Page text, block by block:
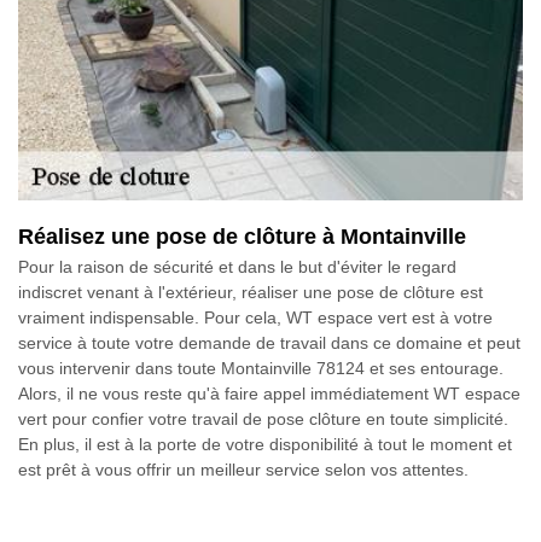
Réalisez une pose de clôture à Montainville
Pour la raison de sécurité et dans le but d'éviter le regard
indiscret venant à l'extérieur, réaliser une pose de clôture est
vraiment indispensable. Pour cela, WT espace vert est à votre
service à toute votre demande de travail dans ce domaine et peut
vous intervenir dans toute Montainville 78124 et ses entourage.
Alors, il ne vous reste qu'à faire appel immédiatement WT espace
vert pour confier votre travail de pose clôture en toute simplicité.
En plus, il est à la porte de votre disponibilité à tout le moment et
est prêt à vous offrir un meilleur service selon vos attentes.